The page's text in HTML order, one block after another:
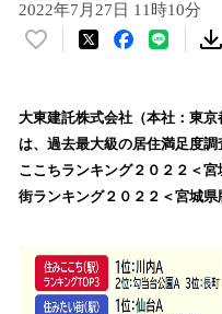
2022年7月27日 11時10分
い
！
数
を
読
み
中
で
大東建託株式会社（本社：東京
は、過去最大級の居住満足度
ここちランキング２０２２＜
街ランキング２０２２＜宮城県